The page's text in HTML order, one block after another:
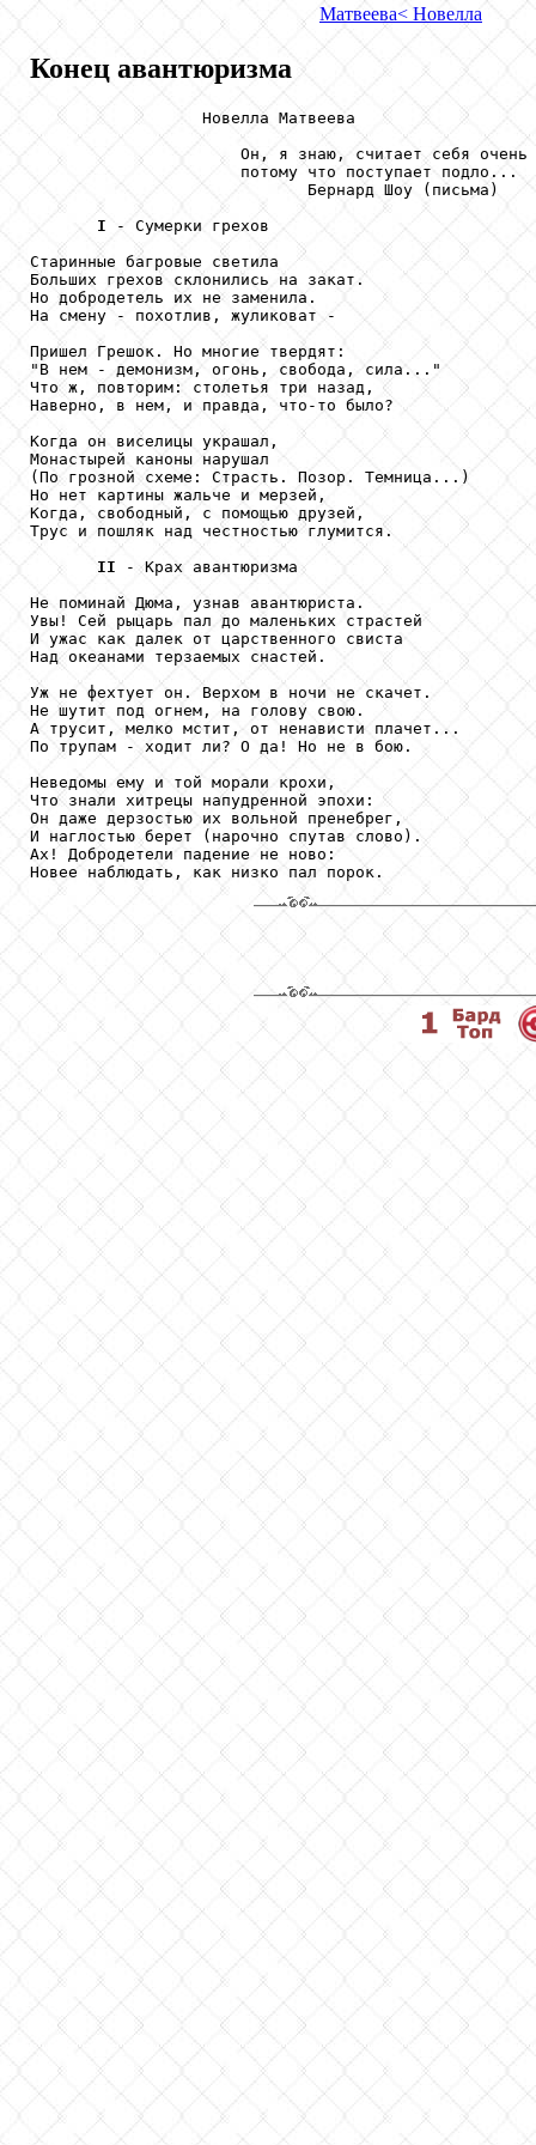
Матвеева< Новелла
Конец авантюризма
                  Новелла Матвеева
Он, я знаю, считает себя очень
                      потому что поступает подло...
                             Бернард Шоу (письма)
I - Сумерки грехов
Старинные багровые светила
Больших грехов склонились на закат.
Но добродетель их не заменила.
На смену - похотлив, жуликоват -
Пришел Грешок. Но многие твердят:
"В нем - демонизм, огонь, свобода, сила..."
Что ж, повторим: столетья три назад,
Наверно, в нем, и правда, что-то было?
Когда он виселицы украшал,
Монастырей каноны нарушал
(По грозной схеме: Страсть. Позор. Темница...)
Но нет картины жальче и мерзей,
Когда, свободный, с помощью друзей,
Трус и пошляк над честностью глумится.
II - Крах авантюризма
Не поминай Дюма, узнав авантюриста.
Увы! Сей рыцарь пал до маленьких страстей
И ужас как далек от царственного свиста
Над океанами терзаемых снастей.
Уж не фехтует он. Верхом в ночи не скачет.
Не шутит под огнем, на голову свою.
А трусит, мелко мстит, от ненависти плачет...
По трупам - ходит ли? О да! Но не в бою.
Неведомы ему и той морали крохи,
Что знали хитрецы напудренной эпохи:
Он даже дерзостью их вольной пренебрег,
И наглостью берет (нарочно спутав слово).
Ах! Добродетели падение не ново:
Новее наблюдать, как низко пал порок.